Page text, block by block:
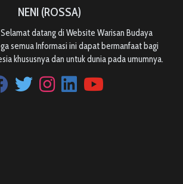
NENI (ROSSA)
Selamat datang di Website Warisan Budaya
semua Informasi ini dapat bermanfaat bagi
khususnya dan untuk dunia pada umumnya.